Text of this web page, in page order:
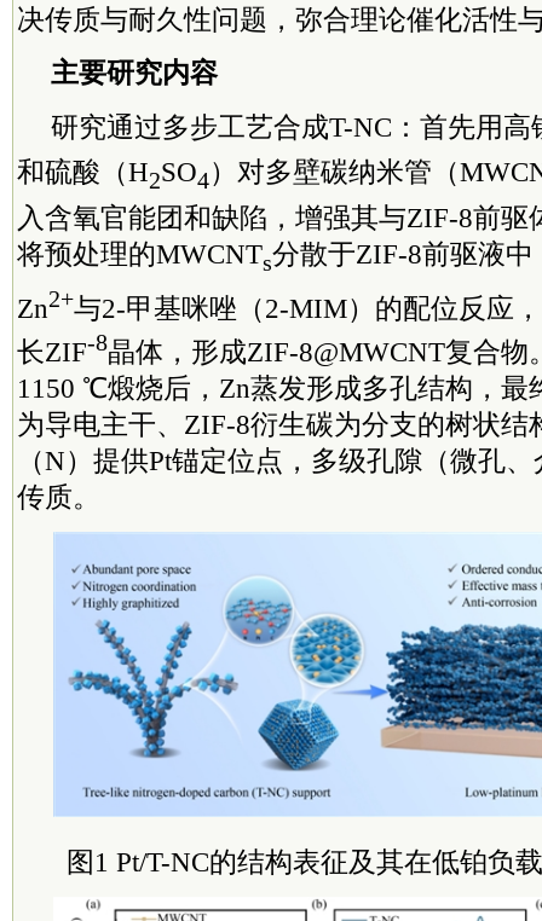
决传质与耐久性问题，弥合理论催化活性
主要研究内容
研究通过多步工艺合成T-NC：首先用
和硫酸（H2SO4）对多壁碳纳米管（
入含氧官能团和缺陷，增强其与ZIF-8前驱
将预处理的MWCNTs分散于ZIF-8前驱液
Zn2+与2-甲基咪唑（2-MIM）的配位反应
长ZIF-8晶体，形成ZIF-8@MWCNT复合物
1150 ℃煅烧后，Zn蒸发形成多孔结构，最
为导电主干、ZIF-8衍生碳为分支的树状结
（N）提供Pt锚定位点，多级孔隙（微孔
传质。
图1 Pt/T-NC的结构表征及其在低铂负